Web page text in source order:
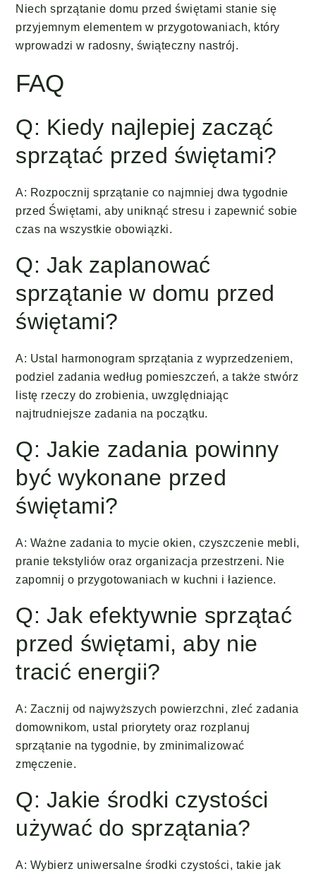
Niech sprzątanie domu przed świętami stanie się
przyjemnym elementem w przygotowaniach, który
wprowadzi w radosny, świąteczny nastrój.
FAQ
Q: Kiedy najlepiej zacząć
sprzątać przed świętami?
A: Rozpocznij sprzątanie co najmniej dwa tygodnie
przed Świętami, aby uniknąć stresu i zapewnić sobie
czas na wszystkie obowiązki.
Q: Jak zaplanować
sprzątanie w domu przed
świętami?
A: Ustal harmonogram sprzątania z wyprzedzeniem,
podziel zadania według pomieszczeń, a także stwórz
listę rzeczy do zrobienia, uwzględniając
najtrudniejsze zadania na początku.
Q: Jakie zadania powinny
być wykonane przed
świętami?
A: Ważne zadania to mycie okien, czyszczenie mebli,
pranie tekstyliów oraz organizacja przestrzeni. Nie
zapomnij o przygotowaniach w kuchni i łazience.
Q: Jak efektywnie sprzątać
przed świętami, aby nie
tracić energii?
A: Zacznij od najwyższych powierzchni, zleć zadania
domownikom, ustal priorytety oraz rozplanuj
sprzątanie na tygodnie, by zminimalizować
zmęczenie.
Q: Jakie środki czystości
używać do sprzątania?
A: Wybierz uniwersalne środki czystości, takie jak